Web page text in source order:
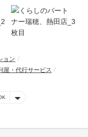
ョン
屋・代行サービス